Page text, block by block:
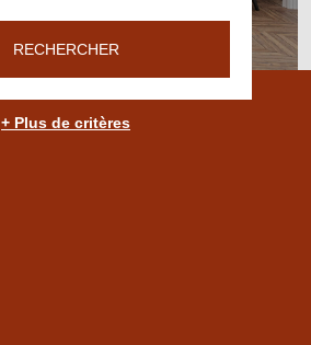
RECHERCHER
+ Plus de critères